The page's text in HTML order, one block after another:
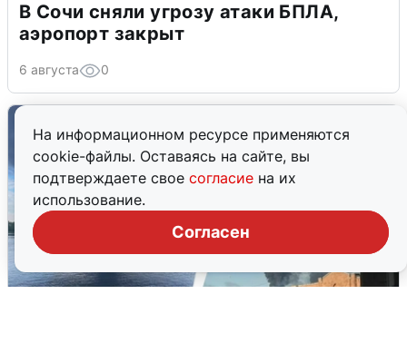
На информационном ресурсе применяются
cookie-файлы. Оставаясь на сайте, вы
подтверждаете свое согласие на их
использование.
Согласен
В Сочи сняли угрозу атаки БПЛА,
аэропорт закрыт
6 августа 0